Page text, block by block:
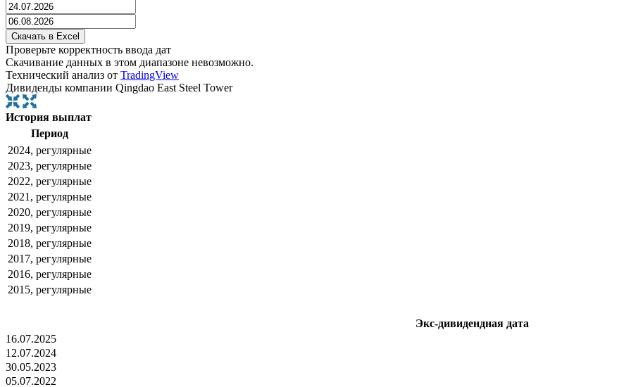
Проверьте корректность ввода дат
Скачивание данных в этом диапазоне невозможно.
Технический анализ от TradingView
Дивиденды компании Qingdao East Steel Tower
История выплат
Период
2024, регулярные
2023, регулярные
2022, регулярные
2021, регулярные
2020, регулярные
2019, регулярные
2018, регулярные
2017, регулярные
2016, регулярные
2015, регулярные
Экс-дивидендная дата
16.07.2025
12.07.2024
30.05.2023
05.07.2022